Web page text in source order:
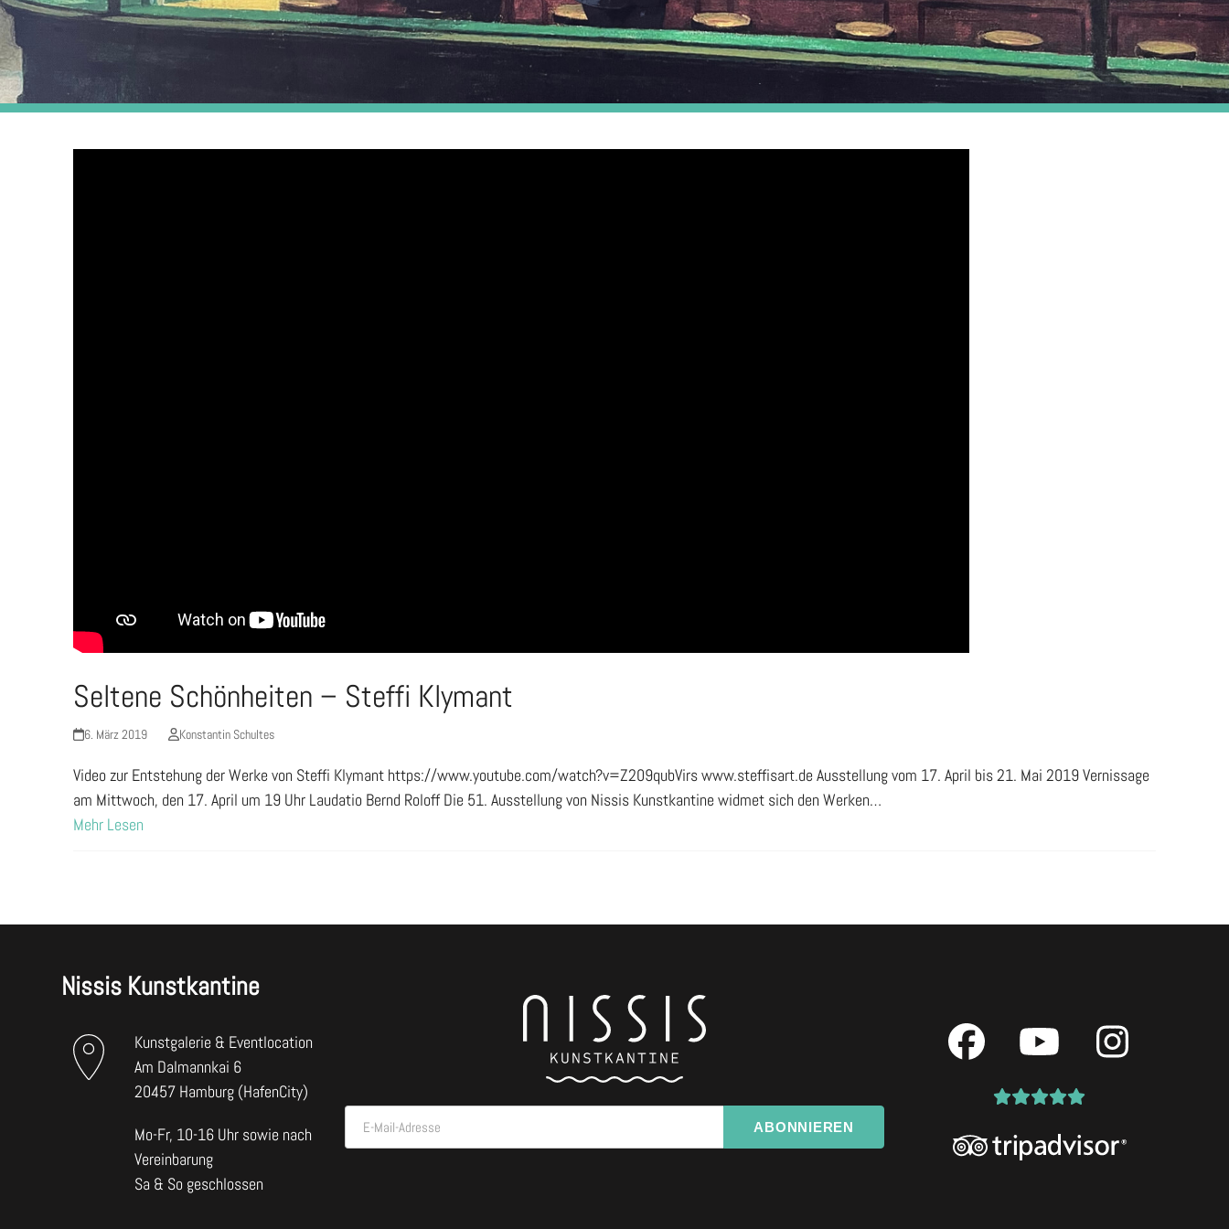
Seltene Schönheiten – Steffi Klymant
6. März 2019 Konstantin Schultes
Video zur Entstehung der Werke von Steffi Klymant https://www.youtube.com/watch?v=Z209qubVirs www.steffisart.de Ausstellung vom 17. April bis 21. Mai 2019 Vernissage
am Mittwoch, den 17. April um 19 Uhr Laudatio Bernd Roloff Die 51. Ausstellung von Nissis Kunstkantine widmet sich den Werken…
Mehr Lesen
Nissis Kunstkantine
Kunstgalerie & Eventlocation
Am Dalmannkai 6
20457 Hamburg (HafenCity)
Mo-Fr, 10-16 Uhr sowie nach
Vereinbarung
Sa & So geschlossen
E-Mail-Adresse ABONNIEREN
Facebook
YouTube